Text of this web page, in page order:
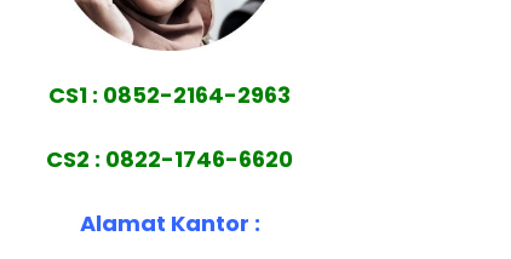
CS1 : 0852-2164-2963
CS2 : 0822-1746-6620
Alamat Kantor :